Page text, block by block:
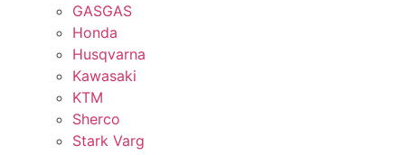
GASGAS
Honda
Husqvarna
Kawasaki
KTM
Sherco
Stark Varg